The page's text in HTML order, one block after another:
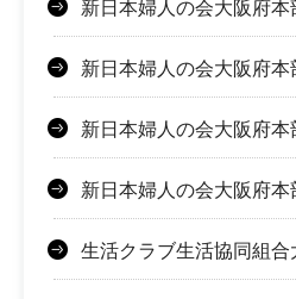
新日本婦人の会大阪府本
新日本婦人の会大阪府本
新日本婦人の会大阪府本
新日本婦人の会大阪府本
生活クラブ生活協同組合